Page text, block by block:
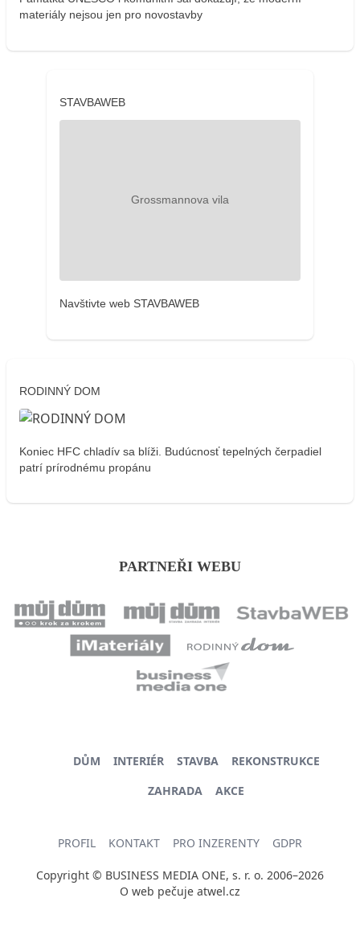
materiály nejsou jen pro novostavby
STAVBAWEB
Navštivte web STAVBAWEB
RODINNÝ DOM
Koniec HFC chladív sa blíži. Budúcnosť tepelných čerpadiel
patrí prírodnému propánu
PARTNEŘI WEBU
DŮM INTERIÉR STAVBA
REKONSTRUKCE
ZAHRADA
AKCE
PROFIL KONTAKT PRO INZERENTY GDPR
Copyright © BUSINESS MEDIA ONE, s. r. o. 2006–2026